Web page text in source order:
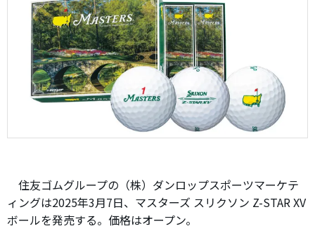
住友ゴムグループの（株）ダンロップスポーツマーケテ
ィングは2025年3月7日、マスターズ スリクソン Z-STAR XV
ボールを発売する。価格はオープン。